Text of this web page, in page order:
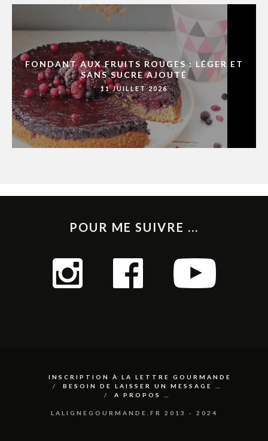
FONDANT AUX FRUITS ROUGES : LÉGER ET
SANS SUCRE AJOUTÉ
11 JUILLET 2026
POUR ME SUIVRE ...
INSCRIPTION À LA LETTRE GOURMANDE
BESOIN DE LAISSER UN MESSAGE …
A PROPOS …
LALIGNEGOURMANDE.FR 2013 - 2024